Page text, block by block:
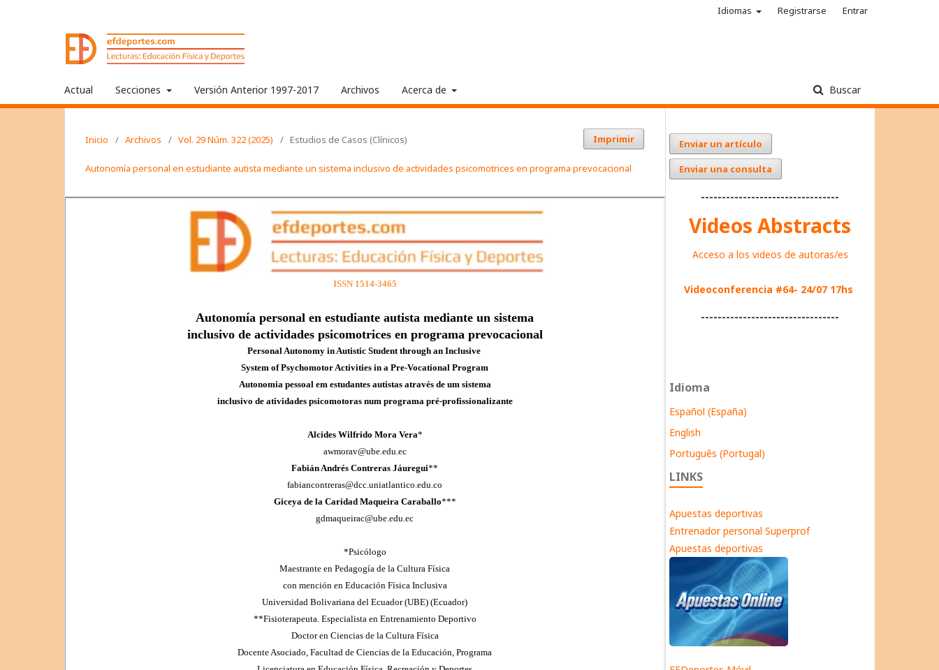
Actual Secciones Versión Anterior 1997-2017 Archivos Acerca de Buscar
Idiomas Registrarse Entrar
Inicio / Archivos / Vol. 29 Núm. 322 (2025) / Estudios de Casos (Clínicos) Imprimir
Autonomía personal en estudiante autista mediante un sistema inclusivo de actividades psicomotrices en programa prevocacional
Enviar un artículo
Enviar una consulta
---------------------------------
Videos Abstracts
Acceso a los videos de autoras/es
Videoconferencia #64- 24/07 17hs
---------------------------------
Idioma
Español (España)
English
Português (Portugal)
LINKS
Apuestas deportivas
Entrenador personal Superprof
Apuestas deportivas